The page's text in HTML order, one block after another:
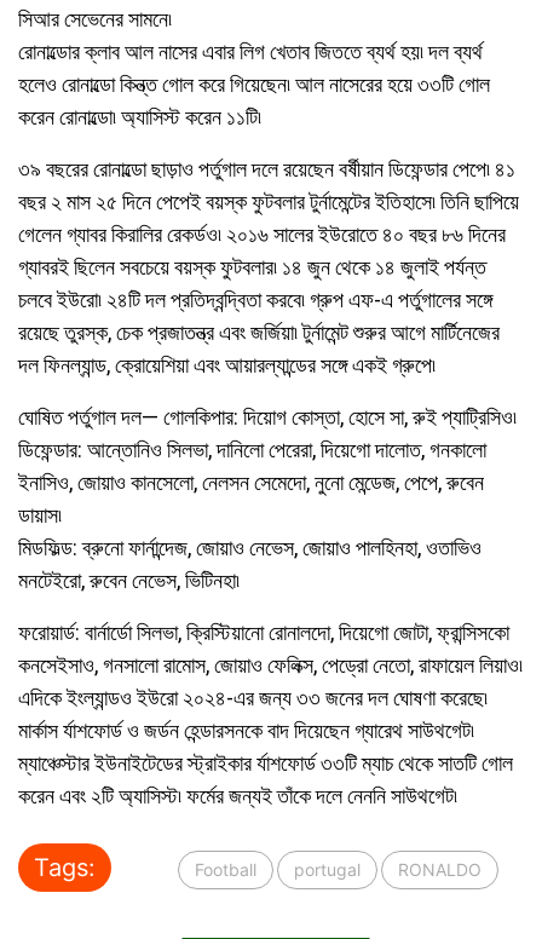
সিআর সেভেনের সামনে৷
রোনাল্ডোর ক্লাব আল নাসের এবার লিগ খেতাব জিততে ব্যর্থ হয়৷ দল ব্যর্থ
হলেও রোনাল্ডো কিন্ত্ত গোল করে গিয়েছেন৷ আল নাসেরের হয়ে ৩৩টি গোল
করেন রোনাল্ডো৷ অ্যাসিস্ট করেন ১১টি৷
৩৯ বছরের রোনাল্ডো ছাড়াও পর্তুগাল দলে রয়েছেন বর্ষীয়ান ডিফেন্ডার পেপে৷ ৪১
বছর ২ মাস ২৫ দিনে পেপেই বয়স্ক ফুটবলার টুর্নামেন্টের ইতিহাসে৷ তিনি ছাপিয়ে
গেলেন গ্যাবর কিরালির রেকর্ডও৷ ২০১৬ সালের ইউরোতে ৪০ বছর ৮৬ দিনের
গ্যাবরই ছিলেন সবচেয়ে বয়স্ক ফুটবলার৷ ১৪ জুন থেকে ১৪ জুলাই পর্যন্ত
চলবে ইউরো৷ ২৪টি দল প্রতিদ্বন্দ্বিতা করবে৷ গ্রুপ এফ-এ পর্তুগালের সঙ্গে
রয়েছে তুরস্ক, চেক প্রজাতন্ত্র এবং জর্জিয়া৷ টুর্নামেন্ট শুরুর আগে মার্টিনেজের
দল ফিনল্যান্ড, ক্রোয়েশিয়া এবং আয়ারল্যান্ডের সঙ্গে একই গ্রুপে৷
ঘোষিত পর্তুগাল দল— গোলকিপার: দিয়োগ কোস্তা, হোসে সা, রুই প্যাট্রিসিও৷
ডিফেন্ডার: আন্তোনিও সিলভা, দানিলো পেরেরা, দিয়েগো দালোত, গনকালো
ইনাসিও, জোয়াও কানসেলো, নেলসন সেমেদো, নুনো মেন্ডেজ, পেপে, রুবেন
ডায়াস৷
মিডফিল্ড: ব্রুনো ফার্নান্দেজ, জোয়াও নেভেস, জোয়াও পালহিনহা, ওতাভিও
মনটেইরো, রুবেন নেভেস, ভিটিনহা৷
ফরোয়ার্ড: বার্নার্ডো সিলভা, ক্রিস্টিয়ানো রোনালদো, দিয়েগো জোটা, ফ্রান্সিসকো
কনসেইসাও, গনসালো রামোস, জোয়াও ফেলিক্স, পেড্রো নেতো, রাফায়েল লিয়াও৷
এদিকে ইংল্যান্ডও ইউরো ২০২৪-এর জন্য ৩৩ জনের দল ঘোষণা করেছে৷
মার্কাস র্যাশফোর্ড ও জর্ডন হেন্ডারসনকে বাদ দিয়েছেন গ্যারেথ সাউথগেট৷
ম্যাঞ্চেস্টার ইউনাইটেডের স্ট্রাইকার র্যাশফোর্ড ৩৩টি ম্যাচ থেকে সাতটি গোল
করেন এবং ২টি অ্যাসিস্ট৷ ফর্মের জন্যই তাঁকে দলে নেননি সাউথগেট৷
Tags: Football portugal RONALDO